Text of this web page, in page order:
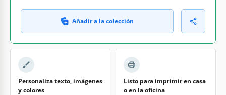
Añadir a la colección
Personaliza texto, imágenes
y colores
Listo para imprimir en casa
o en la oficina